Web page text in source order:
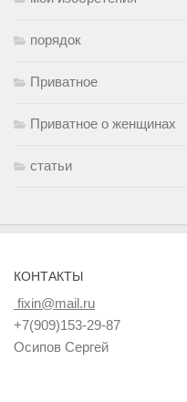
порядок
Приватное
Приватное о женщинах
статьи
КОНТАКТЫ
fixin@mail.ru
+7(909)153-29-87
Осипов Сергей